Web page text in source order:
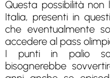
Questa possibilità non
Italia, presenti in
che eventualmente
accedere al pass
I punti in palio
bisognerebbe